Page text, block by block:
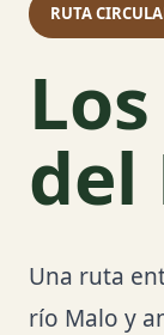
RUTA
del
Una ruta
río Malo y